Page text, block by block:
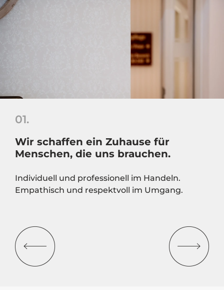
01.
Wir schaffen ein Zuhause für
Menschen, die uns brauchen.
Individuell und professionell im Handeln.
Empathisch und respektvoll im Umgang.